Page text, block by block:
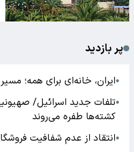
پر بازدید
●ایران، خانه‌ای برای همه؛
●تلفات جدید اسرائیل/
کشته‌ها طفره می‌روند
●انتقاد از عدم شفافیت